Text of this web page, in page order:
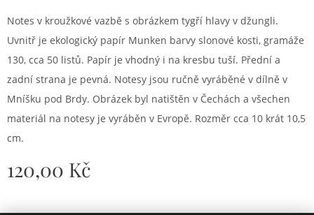
Notes v kroužkové vazbě s obrázkem tygří hlavy v džungli.
Uvnitř je ekologický papír Munken barvy slonové kosti, gramáže
130, cca 50 listů. Papír je vhodný i na kresbu tuší. Přední a
zadní strana je pevná. Notesy jsou ručně vyráběné v dílně v
Mníšku pod Brdy. Obrázek byl natištěn v Čechách a všechen
materiál na notesy je vyráběn v Evropě. Rozměr cca 10 krát 10,5
cm.
120,00 Kč